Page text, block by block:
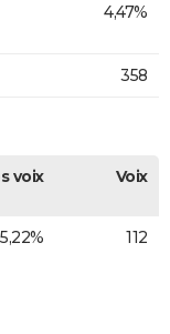
4,47%
358
voix Voix
112